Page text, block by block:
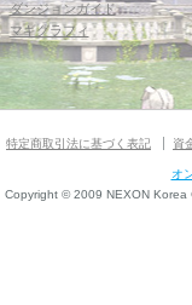
ダンジョンガイド
マギグラフィ
特定商取引法に基づく表記 資
オ
Copyright © 2009 NEXON Korea